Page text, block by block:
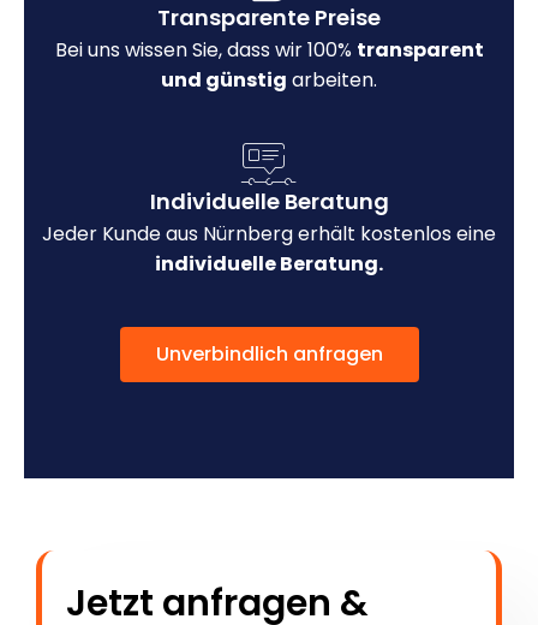
Transparente Preise
Bei uns wissen Sie, dass wir 100% transparent
und günstig arbeiten.
Individuelle Beratung
Jeder Kunde aus Nürnberg erhält kostenlos eine
individuelle Beratung.
Unverbindlich anfragen
Jetzt anfragen &